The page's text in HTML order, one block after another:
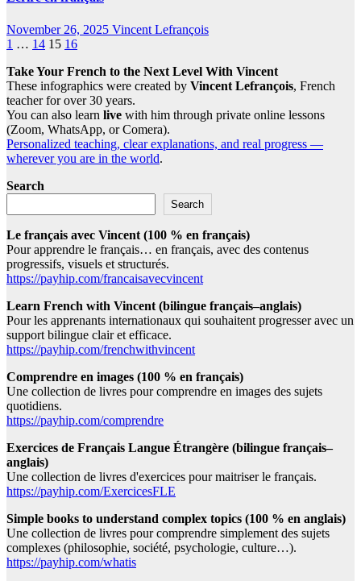
November 26, 2025 Vincent Lefrançois
Posts
pagination
1 … 14 15 16
Take Your French to the Next Level With Vincent
These infographics were created by Vincent Lefrançois, French
teacher for over 30 years.
You can also learn live with him through private online lessons
(Zoom, WhatsApp, or Comera).
Personalized teaching, clear explanations, and real progress —
wherever you are in the world.
Search
Search
Le français avec Vincent (100 % en français)
Pour apprendre le français… en français, avec des contenus
progressifs, visuels et structurés.
https://payhip.com/francaisavecvincent
Learn French with Vincent (bilingue français–anglais)
Pour les apprenants internationaux qui souhaitent progresser avec un
support bilingue clair et efficace.
https://payhip.com/frenchwithvincent
Comprendre en images (100 % en français)
Une collection de livres pour comprendre en images des sujets
quotidiens.
https://payhip.com/comprendre
Exercices de Français Langue Étrangère (bilingue français–
anglais)
Une collection de livres d'exercices pour maitriser le français.
https://payhip.com/ExercicesFLE
Simple books to understand complex topics (100 % en anglais)
Une collection de livres pour comprendre simplement des sujets
complexes (philosophie, société, psychologie, culture…).
https://payhip.com/whatis